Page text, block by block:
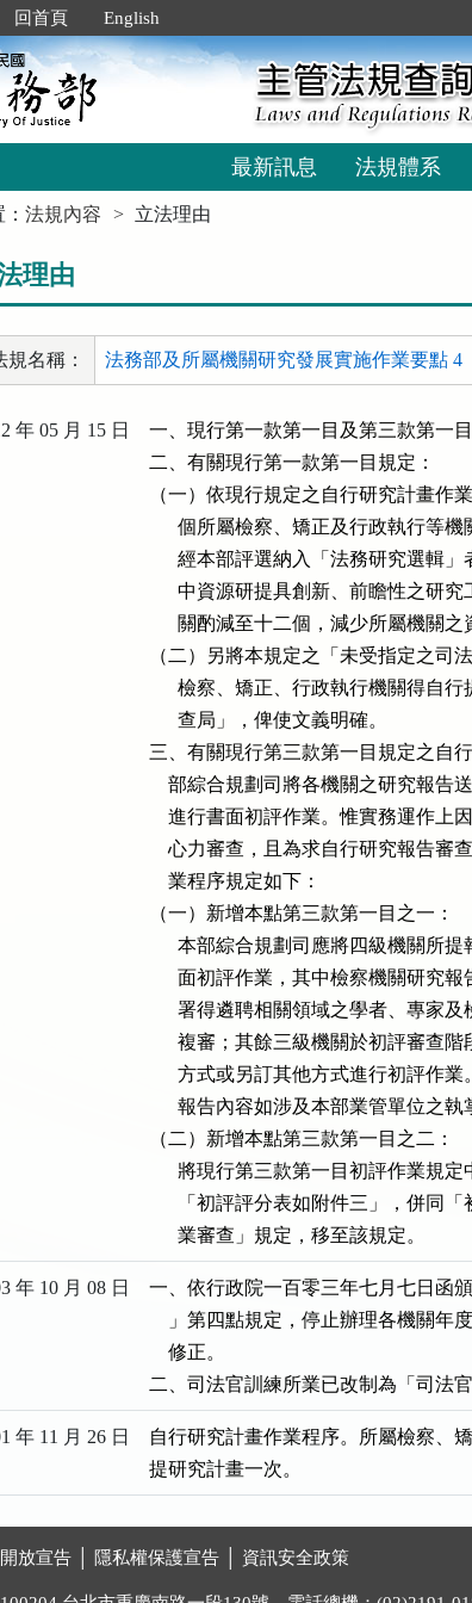
回首頁 English
最新訊息 法規體系
：法規內容 立法理由
理由
規名稱： 法務部及所屬機關研究發展實施作業要點 4
年 05 月 15 日
一、現行第一款第一目及第三款第一
二、有關現行第一款第一目規定：
（一）依現行規定之自行研究計畫作
個所屬檢察、矯正及行政執行等
經本部評選納入「法務研究選輯
中資源研提具創新、前瞻性之研
關酌減至十二個，減少所屬機關之
（二）另將本規定之「未受指定之司
檢察、矯正、行政執行機關得自
      查局」，俾使文義明確。
三、有關現行第三款第一目規定之自
部綜合規劃司將各機關之研究報告
進行書面初評作業。惟實務運作
心力審查，且為求自行研究報告
    業程序規定如下：
（一）新增本點第三款第一目之一：
本部綜合規劃司應將四級機關所
面初評作業，其中檢察機關研究
署得遴聘相關領域之學者、專家
複審；其餘三級機關於初評審查
方式或另訂其他方式進行初評作
報告內容如涉及本部業管單位之
（二）新增本點第三款第一目之二：
將現行第三款第一目初評作業規
「初評評分表如附件三」，併同
      業審查」規定，移至該規定。
年 10 月 08 日
一、依行政院一百零三年七月七日函
」第四點規定，停止辦理各機關
    修正。
二、司法官訓練所業已改制為「司法
年 11 月 26 日
自行研究計畫作業程序。所屬檢察、
提研究計畫一次。
放宣告 隱私權保護宣告 資訊安全政策